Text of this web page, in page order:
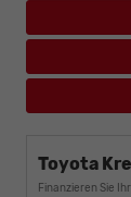
Toyota
Finanzieren Sie